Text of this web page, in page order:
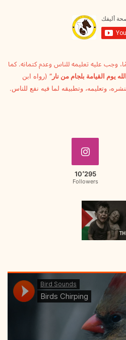
وجب عليه تعليمه للناس وعدم كتمانه. كما
يوم القيامة بلجام من نار” (رواه ابن
وتعليمه، وتطبيقه لما فيه نفع للناس.
10٬295
Followers